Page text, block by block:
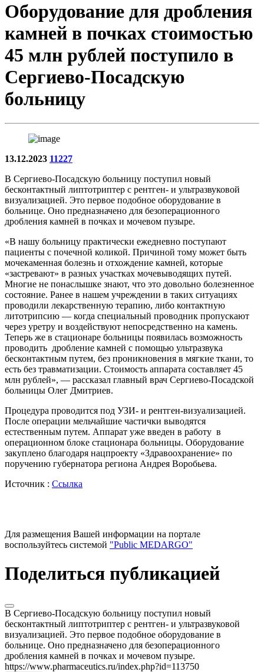
Оборудование для дробления
камней в почках стоимостью
45 млн рублей поступило в
Сергиево-Посадскую
больницу
13.12.2023 11227
В Сергиево-Посадскую больницу поступил новый
бесконтактный липтотриптер с рентген- и ультразвуковой
визуализацией. Это первое подобное оборудование в
больнице. Оно предназначено для безоперационного
дробления камней в почках и мочевом пузыре.
«В нашу больницу практически ежедневно поступают
пациенты с почечной коликой. Причиной тому может быть
мочекаменная болезнь и отхождение камней, которые
«застревают» в разных участках мочевыводящих путей.
Многие не понаслышке знают, что это довольно болезненное
состояние. Ранее в нашем учреждении в таких ситуациях
проводили лекарственную терапию, либо контактную
литотрипсию — когда специальный проводник пропускают
через уретру и воздействуют непосредственно на камень.
Теперь же в стационаре больницы появилась возможность
проводить дробление камней с помощью ультразвука
бесконтактным путем, без проникновения в мягкие ткани, то
есть без травматизации. Стоимость аппарата составляет 45
млн рублей», — рассказал главный врач Сергиево-Посадской
больницы Олег Дмитриев.
Процедура проводится под УЗИ- и рентген-визуализацией.
После операции мельчайшие частички выводятся
естественным путем. Аппарат уже введен в работу в
операционном блоке стационара больницы. Оборудование
закуплено благодаря нацпроекту «Здравоохранение» по
поручению губернатора региона Андрея Воробьева.
Источник : Ссылка
Для размещения Вашей информации на портале
воспользуйтесь системой "Public MEDARGO"
Поделиться публикацией
В Сергиево-Посадскую больницу поступил новый
бесконтактный липтотриптер с рентген- и ультразвуковой
визуализацией. Это первое подобное оборудование в
больнице. Оно предназначено для безоперационного
дробления камней в почках и мочевом пузыре.
https://www.pharmaceutics.ru/index.php?id=113750